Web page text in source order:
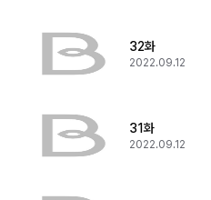
32화
2022.09.12
31화
2022.09.12